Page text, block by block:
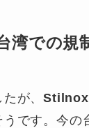
湾での規
たが、Stilnox
です。今の